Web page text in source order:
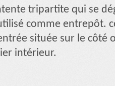
tripartite qui se
comme entrepôt.
située sur le côté
intérieur.